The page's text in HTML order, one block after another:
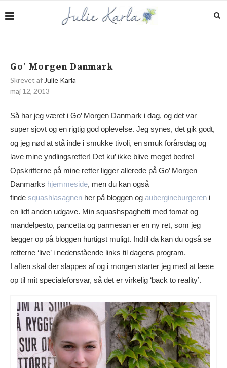
Go’ Morgen Danmark
Skrevet af Julie Karla
maj 12, 2013
Så har jeg været i Go’ Morgen Danmark i dag, og det var
super sjovt og en rigtig god oplevelse. Jeg synes, det gik godt,
og jeg nød at stå inde i smukke tivoli, en smuk forårsdag og
lave mine yndlingsretter! Det ku’ ikke blive meget bedre!
Opskrifterne på mine retter ligger allerede på Go’ Morgen
Danmarks hjemmeside, men du kan også
finde squashlasagnen her på bloggen og aubergineburgeren i
en lidt anden udgave. Min squashspaghetti med tomat og
mandelpesto, pancetta og parmesan er en ny ret, som jeg
lægger op på bloggen hurtigst muligt. Indtil da kan du også se
retterne ‘live’ i nedenstående links til dagens program.
I aften skal der slappes af og i morgen starter jeg med at læse
op til mit specialeforsvar, så det er virkelig ‘back to reality’.